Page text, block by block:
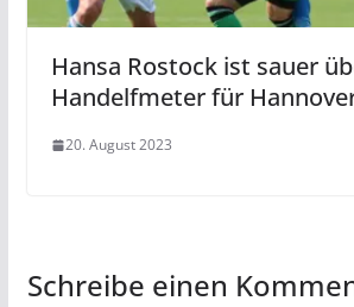
Hansa Rostock ist sauer
Handelfmeter für
20. August 2023
Schreibe einen